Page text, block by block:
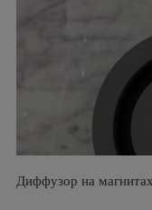
Диффузор на